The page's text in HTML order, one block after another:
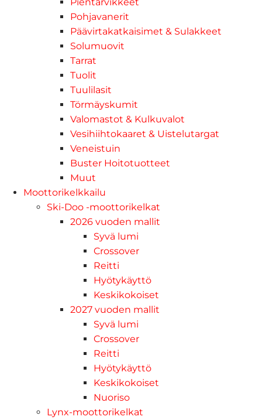
Pohjavanerit
Päävirtakatkaisimet & Sulakkeet
Solumuovit
Tarrat
Tuolit
Tuulilasit
Törmäyskumit
Valomastot & Kulkuvalot
Vesihiihtokaaret & Uistelutargat
Veneistuin
Buster Hoitotuotteet
Muut
Moottorikelkkailu
Ski-Doo -moottorikelkat
2026 vuoden mallit
Syvä lumi
Crossover
Reitti
Hyötykäyttö
Keskikokoiset
2027 vuoden mallit
Syvä lumi
Crossover
Reitti
Hyötykäyttö
Keskikokoiset
Nuoriso
Lynx-moottorikelkat